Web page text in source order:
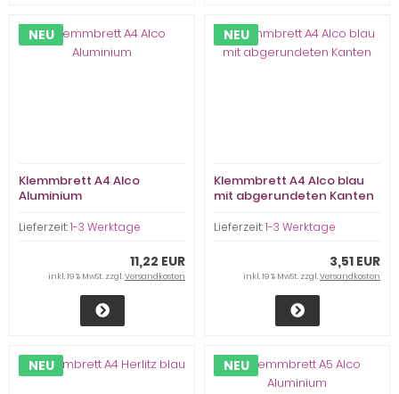
NEU
Klemmbrett A4 Alco
Aluminium
Lieferzeit:1-3 Werktage
11,22 EUR
inkl. 19 % MwSt. zzgl.Versandkosten
NEU
Klemmbrett A4 Alco blau
mit abgerundeten Kanten
Lieferzeit:1-3 Werktage
3,51 EUR
inkl. 19 % MwSt. zzgl.Versandkosten
NEU NEU